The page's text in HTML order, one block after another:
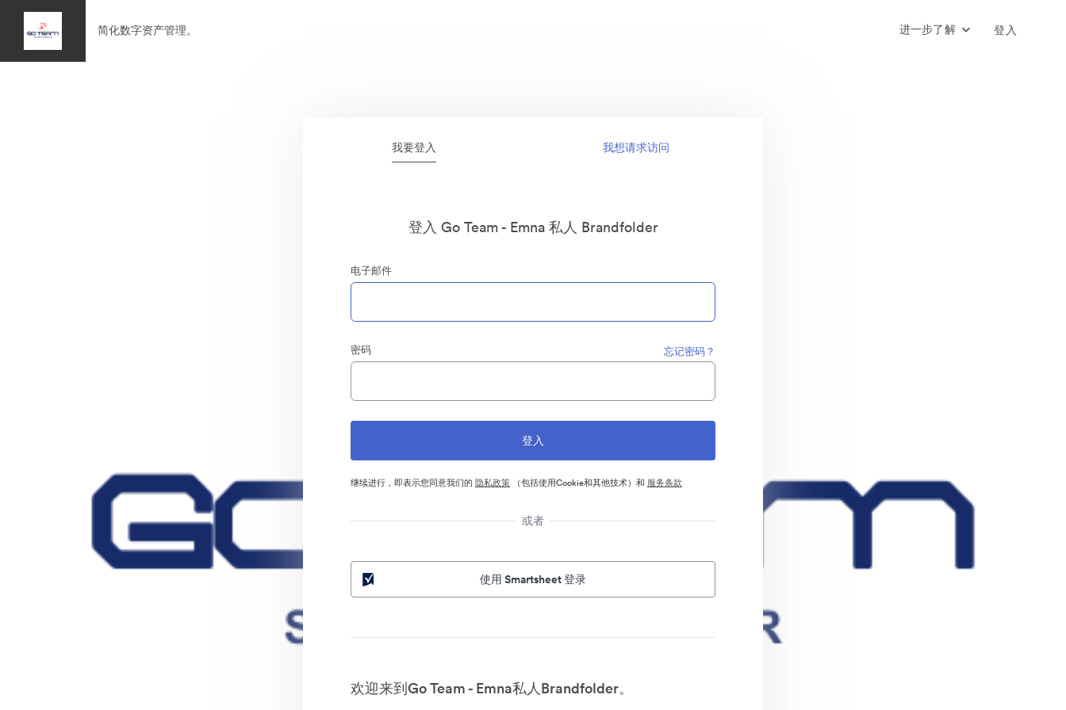
简化数字资产管理。 进一步了解 登入
我要登入 我想请求访问
登入 Go Team - Emna 私人 Brandfolder
电子邮件
密码 忘记密码？
继续进行，即表示您同意我们的 隐私政策 （包括使用Cookie和其他技术）和 服务条款
或者
使用 Smartsheet 登录
欢迎来到Go Team - Emna私人Brandfolder。